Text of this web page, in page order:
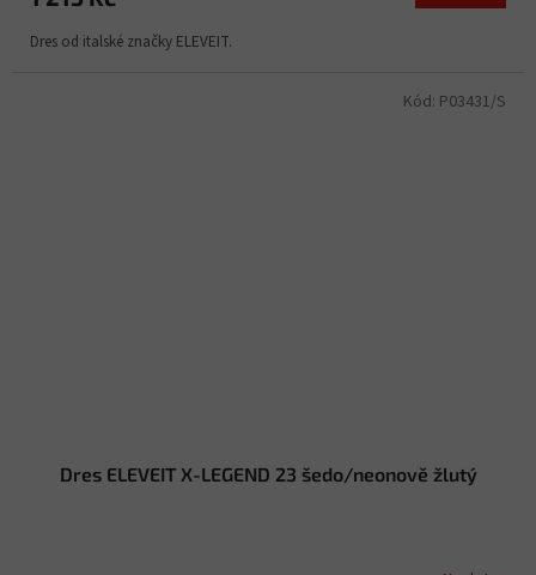
Dres od italské značky ELEVEIT.
Dres ELEVEIT X-LEGEND 23 šedo/neonově žlutý
Kód: P03431/S